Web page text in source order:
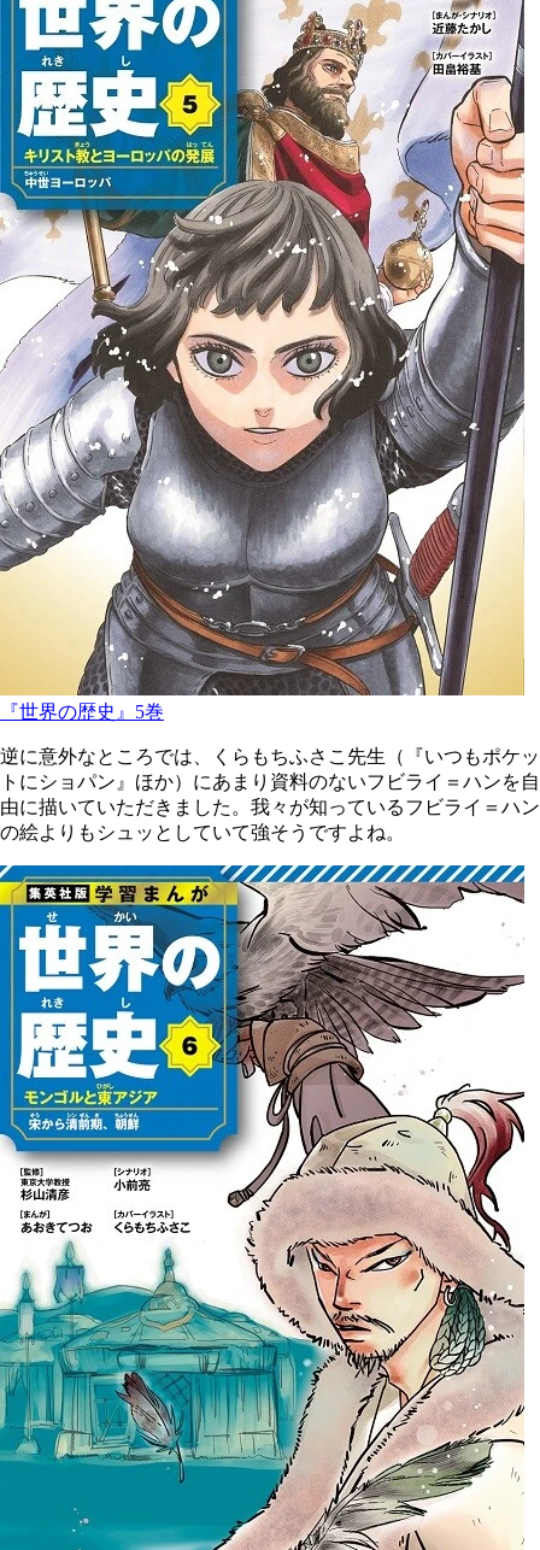
『世界の歴史』5巻
逆に意外なところでは、くらもちふさこ先生（『いつもポケッ
トにショパン』ほか）にあまり資料のないフビライ＝ハンを自
由に描いていただきました。我々が知っているフビライ＝ハン
の絵よりもシュッとしていて強そうですよね。